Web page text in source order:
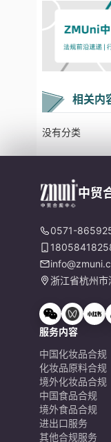
相关内
没有分类
中贸
0571-
浙江省杭州
服务内容
中国化妆品合规
化妆品原料合规
境外化妆品合规
中国食品合规
境外食品合规
进出口服务
其他合规服务